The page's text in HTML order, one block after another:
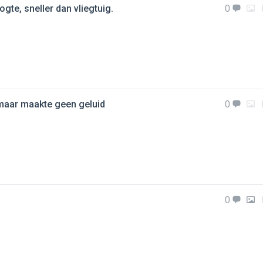
sneller dan vliegtuig. 0
maakte geen geluid 0
0